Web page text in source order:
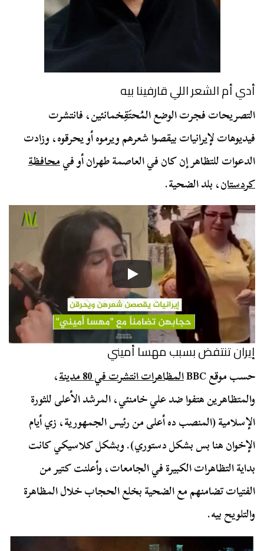
أدي أم الشعر اللي قارفينا بيه
التصريحات فجرت الوضع المُحتَقِخمانئين، فانتشرت
فيديوهات لإيرانيات بيقصوا شعرهم ويرموه أو يحرقوه، وزادت
الدعوات للتظاهر إن كان في العاصمة طهران أو فيمحافظة
كردستان، بلد الضحية.
إيران تنتفض بسبب مهسا أميني
حسب موقع BBC
المظاهرات انتشرت في 80 مدينة
،
والمتظاهرين هتفوا ضد علي خامنئي، المرشد الأعلى للثورة
الإسلامية (المنصب ده أعلى من رئيس الجمهورية، زي أيام
الإخوان هنا بس بشكل دستوري). وبشكل كلاسيكي كانت
بداية التظاهرات الكبيرة في الجامعات، وأعلنت كتير من
الفتيات تضامنهم مع الضحية بخلع الحجاب خلال المظاهرة
والتلويح بيه.